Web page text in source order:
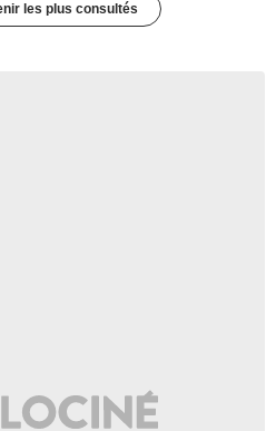
les plus consultés